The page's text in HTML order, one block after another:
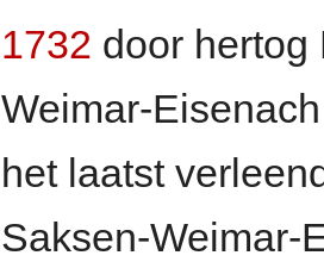
1732 door hertog
Weimar-
het laatst
Saksen-Weimar-